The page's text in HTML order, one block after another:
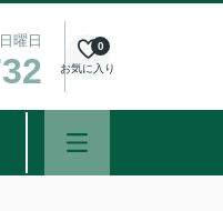
曜日
お気に入り
0